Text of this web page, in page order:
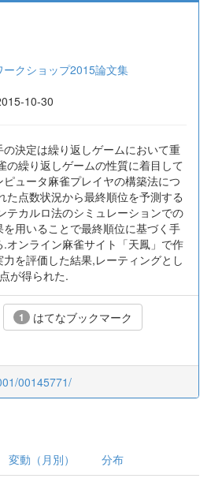
クショップ2015論文集
10-30
決定は繰り返しゲームにおいて重
の繰り返しゲームの性質に着目して
ュータ麻雀プレイヤの構築法につ
た点数状況から最終順位を予測する
テカルロ法のシミュレーションでの
用いることで最終順位に基づく手
オンライン麻雀サイト「天鳳」で作
を評価した結果,レーティングとし
が得られた.
1 はてなブックマーク
00145771/
変動（月別） 分布